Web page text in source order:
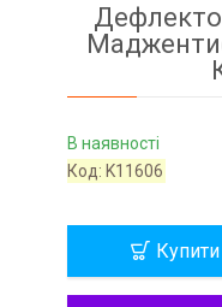
В наявності
Код: K11606
Купити